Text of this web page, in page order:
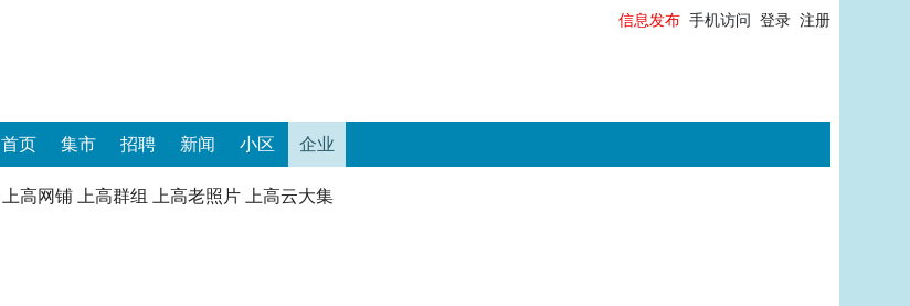
手机访问 登录 注册
信息发布
首页 集市 招聘 新闻 小区 企业
上高网铺 上高群组 上高老照片 上高云大集